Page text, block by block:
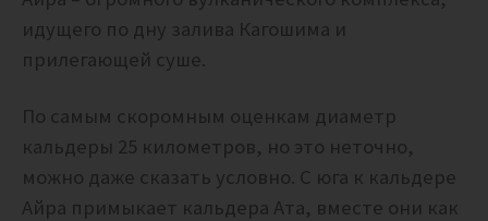
идущего по дну залива Кагошима и
прилегающей суше.
По самым скоромным оценкам диаметр
кальдеры 25 километров, но это неточно,
можно даже сказать условно. С юга к кальдере
Айра примыкает кальдера Ата, вместе они как